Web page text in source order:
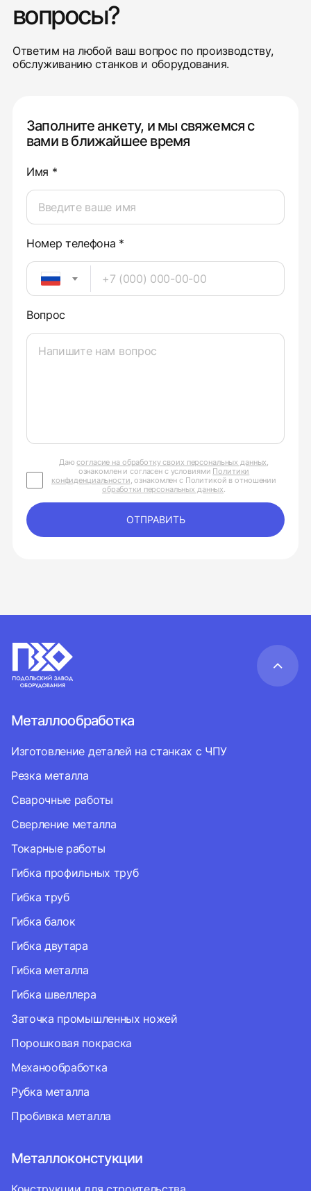
вопросы?
Ответим на любой ваш вопрос по производству,
обслуживанию станков и оборудования.
Заполните анкету, и мы свяжемся с
вами в ближайшее время
Имя *
Номер телефона *
Вопрос
Даюсогласие на обработку своих персональных данных,
ознакомлен и согласен с условиями Политики
конфиденциальности, ознакомлен с Политикой в отношении
обработки персональных данных.
ОТПРАВИТЬ
Металлообработка
Изготовление деталей на станках с ЧПУ
Резка металла
Сварочные работы
Сверление металла
Токарные работы
Гибка профильных труб
Гибка труб
Гибка балок
Гибка двутара
Гибка металла
Гибка швеллера
Заточка промышленных ножей
Порошковая покраска
Механообработка
Рубка металла
Пробивка металла
Металлоконстукции